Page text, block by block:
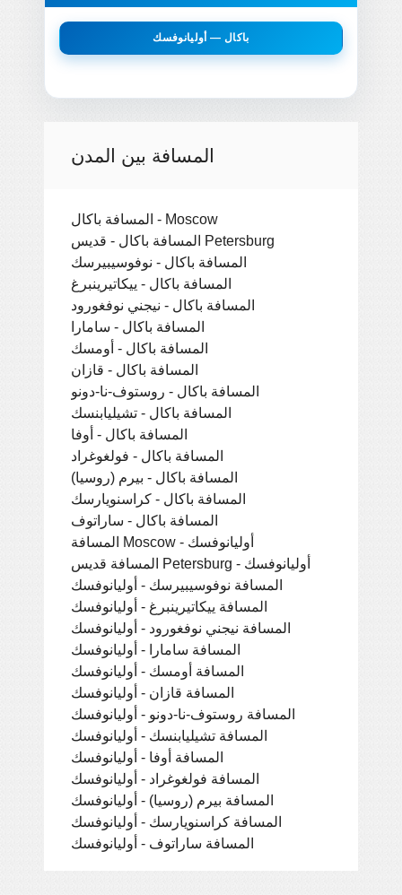
باكال — أوليانوفسك
المسافة بين المدن
المسافة باكال - Moscow
المسافة باكال - قديس Petersburg
المسافة باكال - نوفوسيبيرسك
المسافة باكال - ييكاتيرينبرغ
المسافة باكال - نيجني نوفغورود
المسافة باكال - سامارا
المسافة باكال - أومسك
المسافة باكال - قازان
المسافة باكال - روستوف-نا-دونو
المسافة باكال - تشيليابنسك
المسافة باكال - أوفا
المسافة باكال - فولغوغراد
المسافة باكال - بيرم (روسيا)
المسافة باكال - كراسنويارسك
المسافة باكال - ساراتوف
المسافة Moscow - أوليانوفسك
المسافة قديس Petersburg - أوليانوفسك
المسافة نوفوسيبيرسك - أوليانوفسك
المسافة ييكاتيرينبرغ - أوليانوفسك
المسافة نيجني نوفغورود - أوليانوفسك
المسافة سامارا - أوليانوفسك
المسافة أومسك - أوليانوفسك
المسافة قازان - أوليانوفسك
المسافة روستوف-نا-دونو - أوليانوفسك
المسافة تشيليابنسك - أوليانوفسك
المسافة أوفا - أوليانوفسك
المسافة فولغوغراد - أوليانوفسك
المسافة بيرم (روسيا) - أوليانوفسك
المسافة كراسنويارسك - أوليانوفسك
المسافة ساراتوف - أوليانوفسك